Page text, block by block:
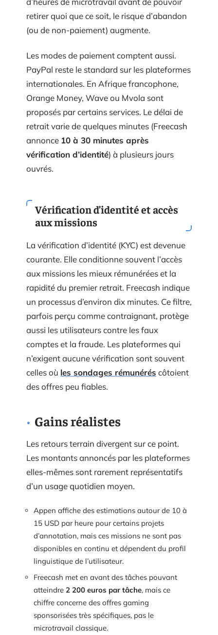
retirer quoi que ce soit, le risque d’abandon
(ou de non-paiement) augmente.
Les modes de paiement comptent aussi.
PayPal reste le standard sur les plateformes
internationales. En Afrique francophone,
Orange Money, Wave ou Mvola sont
proposés par certains services. Le délai de
retrait varie de quelques minutes (Freecash
annonce 10 à 30 minutes après
vérification d’identité) à plusieurs jours
ouvrés.
Vérification d’identité et accès
aux missions
La vérification d’identité (KYC) est devenue
courante. Elle conditionne souvent l’accès
aux missions les mieux rémunérées et la
rapidité du premier retrait. Freecash indique
un processus d’environ dix minutes. Ce filtre,
parfois perçu comme contraignant, protège
aussi les utilisateurs contre les faux
comptes et la fraude. Les plateformes qui
n’exigent aucune vérification sont souvent
celles où les sondages rémunérés côtoient
des offres peu fiables.
Gains réalistes
Les retours terrain divergent sur ce point.
Les montants annoncés par les plateformes
elles-mêmes sont rarement représentatifs
d’un usage quotidien moyen.
Appen affiche des estimations autour de 10 à
15 USD par heure pour certains projets
d’annotation, mais ces missions ne sont pas
disponibles en continu et dépendent du profil
linguistique de l’utilisateur.
Freecash met en avant des tâches pouvant
atteindre 2 200 euros par tâche, mais ce
chiffre concerne des offres gaming
sponsorisées très spécifiques, pas le
microtravail classique.